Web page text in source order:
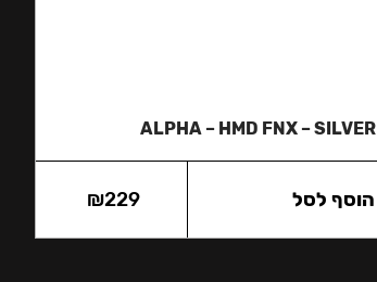
ALPHA – HMD FNX – SILVER
₪229 הוסף לסל